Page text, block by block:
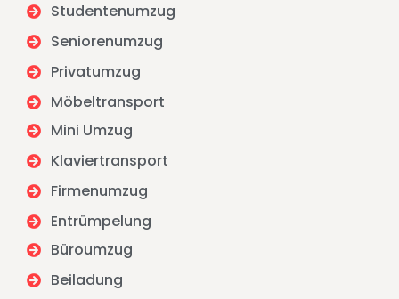
Studentenumzug
Seniorenumzug
Privatumzug
Möbeltransport
Mini Umzug
Klaviertransport
Firmenumzug
Entrümpelung
Büroumzug
Beiladung